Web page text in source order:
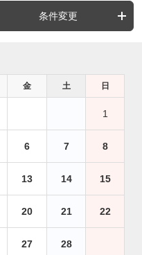
条件変更
金 土 日
1
6 7 8
13 14 15
20 21 22
27 28